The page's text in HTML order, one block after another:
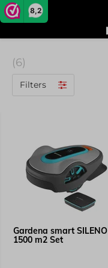
8,2
(6)
Filters
Gardena smart
1500 m2 Set